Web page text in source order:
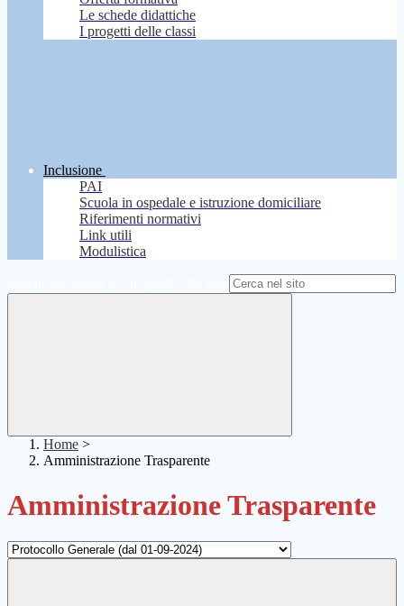
Le schede didattiche
I progetti delle classi
Inclusione
PAI
Scuola in ospedale e istruzione domiciliare
Riferimenti normativi
Link utili
Modulistica
Home >
Amministrazione Trasparente
Amministrazione Trasparente